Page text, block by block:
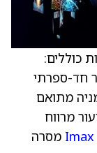
כוללים:
חד-ספרתי
מתואם
מרווח
Imax (IMAX) מסרה